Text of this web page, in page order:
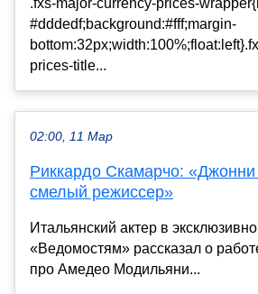
.fxs-major-currency-prices-
#dddedf;background:#fff;margin-
prices-title...
02:00, 11 Мар
Риккардо Скамарчо:
смелый режиссер»
Итальянский актер в
«Ведомостям» рассказал о
про Амедео Модильяни...